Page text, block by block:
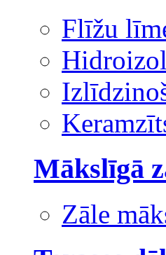
Flīžu
Mākslīgā
Zāle